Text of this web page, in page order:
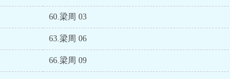
60.梁周 03
63.梁周 06
66.梁周 09